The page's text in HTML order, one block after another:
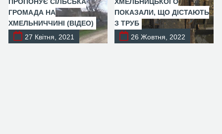
ГРОМАДА НА
ХМЕЛЬНИЧЧИНІ (ВІДЕО)
27 Квітня, 2021
ПОКАЗАЛИ, ЩО ДІСТАЮТЬ
З ТРУБ
26 Жовтня, 2022